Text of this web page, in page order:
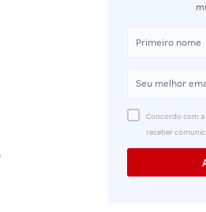
Concordo com a
receber